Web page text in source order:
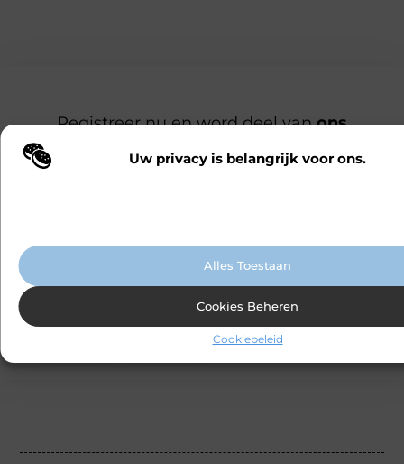
Uw privacy is belangrijk voor ons.
Wij maken gebruik van cookies en vergelijkbare technologieën om te
Alles Toestaan
Cookies Beheren
Cookiebeleid
Registreer nu en word deel vanons
Ben jij een gepassioneerde schrijver of een
levendige community. Registreer vandaag
nog en begin met bloggen.
Praat met ons